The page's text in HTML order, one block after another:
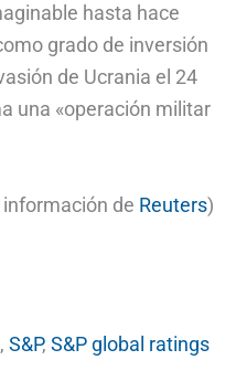
hasta hace
grado de inversión
de Ucrania el 24
una «operación militar
información de Reuters)
, S&P, S&P global ratings